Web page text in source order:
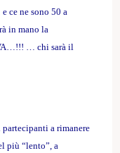
ce ne sono 50 a
in mano la
… chi sarà il
partecipanti a rimanere
più “lento”, a